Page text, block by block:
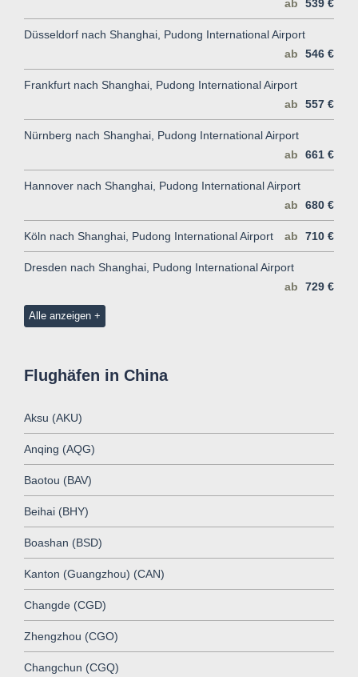
ab
539 €
Düsseldorf nach Shanghai, Pudong International Airport
ab
546 €
Frankfurt nach Shanghai, Pudong International Airport
ab
557 €
Nürnberg nach Shanghai, Pudong International Airport
ab
661 €
Hannover nach Shanghai, Pudong International Airport
ab
680 €
Köln nach Shanghai, Pudong International Airport ab 710 €
Dresden nach Shanghai, Pudong International Airport
ab
729 €
Alle anzeigen
Flughäfen in China
Aksu (AKU)
Anqing (AQG)
Baotou (BAV)
Beihai (BHY)
Boashan (BSD)
Kanton (Guangzhou) (CAN)
Changde (CGD)
Zhengzhou (CGO)
Changchun (CGQ)